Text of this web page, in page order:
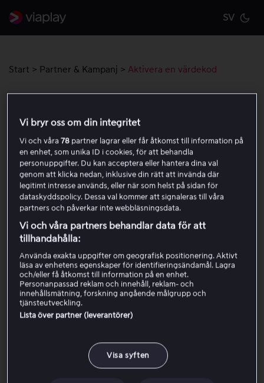
SV
Start > Partner & Kampanj > Aktivera en värdekod
Här förklarar vi hur du aktiverar en värdekod för ett
paket eller en hyrfilm. Följ stegen nedan så att koden
registreras korrekt.
Aktivera värdekod för ett paket
Aktivera värdekod för en hyrfilm
Var den här artikeln till hjälp?
Vi bryr oss om din integritet
Vi och våra78 partner lagrar eller får åtkomst till information på
en enhet, som unika ID i cookies, för att behandla
personuppgifter. Du kan acceptera eller hantera dina val
genom att klicka nedan, inklusive din rätt att invända där
legitimt intresse används, eller när som helst på sidan för
dataskyddspolicy. Dessa val kommer att signaleras till våra
partners och påverkar inte webbläsningsdata.
Vi och våra partners behandlar data för att
tillhandahålla:
Använda exakta uppgifter om geografisk positionering. Aktivt
läsa av enhetens egenskaper för identifieringsändamål. Lagra
och/eller få åtkomst till information på en enhet.
Personanpassad reklam och innehåll, reklam- och
innehållsmätning, forskning angående målgrupp och
tjänsteutveckling.
Lista över partner (leverantörer)
Visa syften